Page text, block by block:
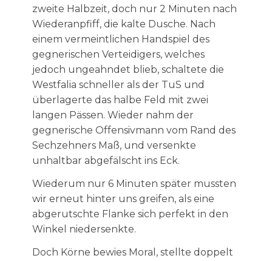
zweite Halbzeit, doch nur 2 Minuten nach
Wiederanpfiff, die kalte Dusche. Nach
einem vermeintlichen Handspiel des
gegnerischen Verteidigers, welches
jedoch ungeahndet blieb, schaltete die
Westfalia schneller als der TuS und
überlagerte das halbe Feld mit zwei
langen Pässen. Wieder nahm der
gegnerische Offensivmann vom Rand des
Sechzehners Maß, und versenkte
unhaltbar abgefälscht ins Eck.
Wiederum nur 6 Minuten später mussten
wir erneut hinter uns greifen, als eine
abgerutschte Flanke sich perfekt in den
Winkel niedersenkte.
Doch Körne bewies Moral, stellte doppelt